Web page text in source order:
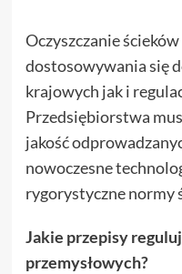
Oczyszczanie
dostosowywania się
krajowych jak i
Przedsiębiorstwa
jakość
nowoczesne
rygorystyczne normy
Jakie przepisy
przemysłowych?